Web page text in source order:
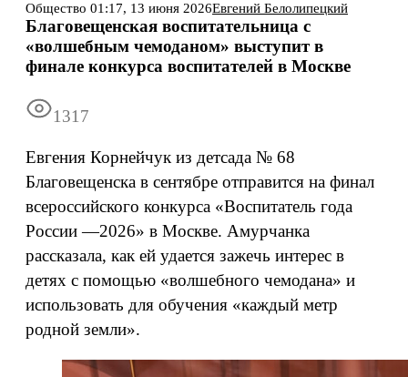
Информация Реклама Все новости Архив
Общество 01:17, 13 июня 2026Евгений Белолипецкий
Благовещенская воспитательница с
«волшебным чемоданом» выступит в
финале конкурса воспитателей в Москве
1317
Евгения Корнейчук из детсада № 68
Благовещенска в сентябре отправится на финал
всероссийского конкурса «Воспитатель года
России —2026» в Москве. Амурчанка
рассказала, как ей удается зажечь интерес в
детях с помощью «волшебного чемодана» и
использовать для обучения «каждый метр
родной земли».